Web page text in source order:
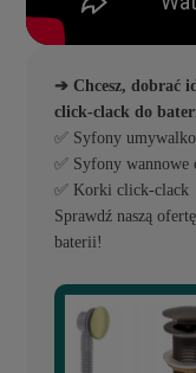
➔ Chcesz, dobrać
click-clack do
✅ Syfony
✅ Syfony wannowe
✅ Korki click-clack
Sprawdź naszą
baterii!